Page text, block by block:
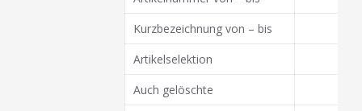
Kurzbezeichnung von – bis
Artikelselektion
Auch gelöschte